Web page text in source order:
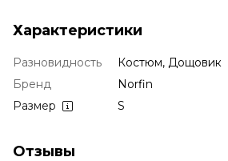
Характеристики
Разновидность
Костюм, Дощовик
Бренд
Norfin
Размер
S
Отзывы